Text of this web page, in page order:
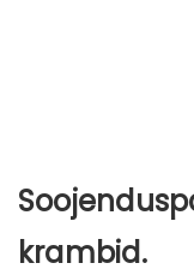
krambid.